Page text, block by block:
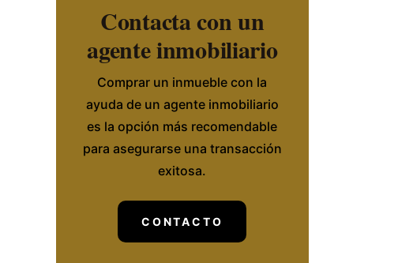
Contacta con un
agente inmobiliario
Comprar un inmueble con la
ayuda de un agente inmobiliario
es la opción más recomendable
para asegurarse una transacción
exitosa.
CONTACTO